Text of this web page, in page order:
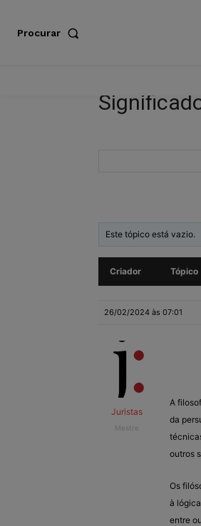
Procurar
Este tópico está vazio.
Criador Tópico
26/02/2024 às 07:01
Juristas
Mestre
A
da
outros
Os
à
entre